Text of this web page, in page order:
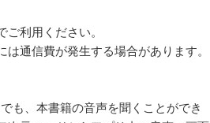
利用ください。
通信費が発生する場合があります。
も、本書籍の音声を聞くことができ